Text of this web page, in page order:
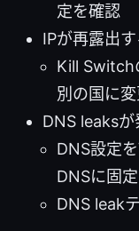
定を確認
IPが再露出
Kill Switch
別の国に変
DNS leaks
DNS設定
DNSに固定
DNS leak